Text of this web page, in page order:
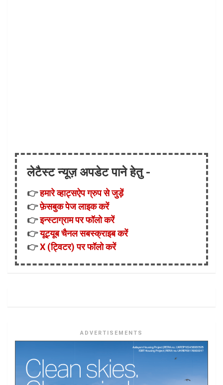
लेटैस्ट न्यूज़ अपडेट पाने हेतु -
👉हमारे व्हाट्सऐप ग्रुप से जुड़ें
👉फ़ेसबुक पेज लाइक करें
👉इन्स्टाग्राम पर फॉलो करें
👉यूट्यूब चैनल सबस्क्राइब करें
👉X (ट्विटर) पर फॉलो करें
ADVERTISEMENTS